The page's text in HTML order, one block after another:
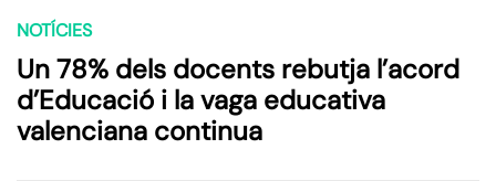
NOTÍCIES
Un 78% dels docents rebutja l’acord
d’Educació i la vaga educativa
valenciana continua